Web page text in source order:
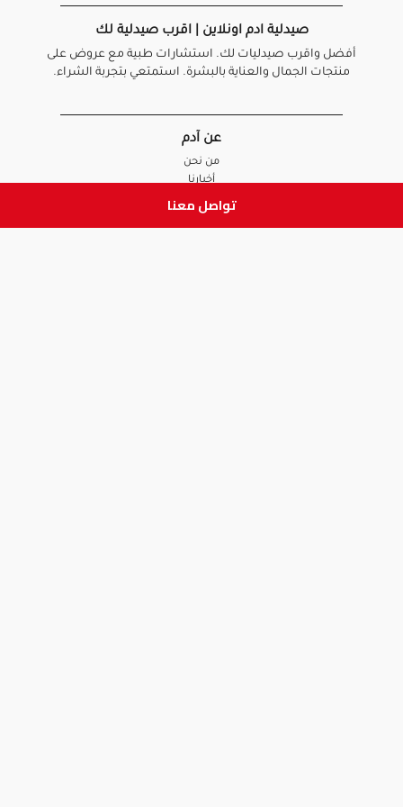
تواصل معنا
صيدلية ادم اونلاين | اقرب صيدلية لك
أفضل واقرب صيدليات لك. استشارات طبية مع عروض على
منتجات الجمال والعناية بالبشرة. استمتعي بتجربة الشراء.
عن آدم
من نحن
أخبارنا
الأسئلة الشائعة
تواصل معنا